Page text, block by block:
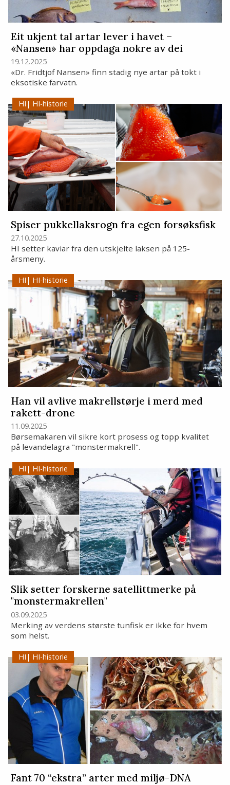
Eit ukjent tal artar lever i havet –
«Nansen» har oppdaga nokre av dei
19.12.2025
«Dr. Fridtjof Nansen» finn stadig nye artar på tokt i
eksotiske farvatn.
HI-historie
Spiser pukkellaksrogn fra egen forsøksfisk
27.10.2025
HI setter kaviar fra den utskjelte laksen på 125-
årsmeny.
HI-historie
Han vil avlive makrellstørje i merd med
rakett-drone
11.09.2025
Børsemakaren vil sikre kort prosess og topp kvalitet
på levandelagra "monstermakrell".
HI-historie
Slik setter forskerne satellittmerke på
"monstermakrellen"
03.09.2025
Merking av verdens største tunfisk er ikke for hvem
som helst.
HI-historie
Fant 70 “ekstra” arter med miljø-DNA